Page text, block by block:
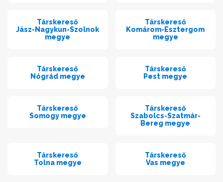
Társkereső
Jász-Nagykun-Szolnok
megye
Társkereső
Komárom-Esztergom
megye
Társkereső
Nógrád megye
Társkereső
Pest megye
Társkereső
Somogy megye
Társkereső
Szabolcs-Szatmár-
Bereg megye
Társkereső
Tolna megye
Társkereső
Vas megye